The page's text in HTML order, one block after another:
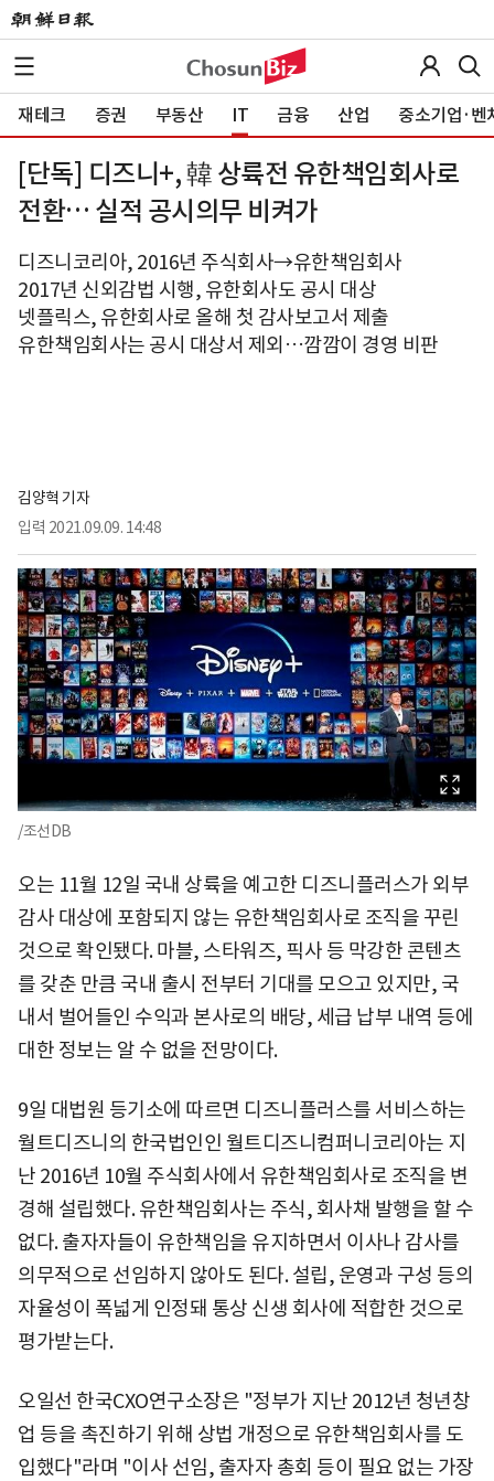
재테크 증권 부동산 IT 금융 산업 중소기업·벤
[단독] 디즈니+, 韓 상륙전 유한책임회사로
전환… 실적 공시의무 비켜가
디즈니코리아, 2016년 주식회사→유한책임회사
2017년 신외감법 시행, 유한회사도 공시 대상
넷플릭스, 유한회사로 올해 첫 감사보고서 제출
유한책임회사는 공시 대상서 제외…깜깜이 경영 비판
김양혁 기자
입력 2021.09.09. 14:48
/조선DB
오는 11월 12일 국내 상륙을 예고한 디즈니플러스가 외부
감사 대상에 포함되지 않는 유한책임회사로 조직을 꾸린
것으로 확인됐다. 마블, 스타워즈, 픽사 등 막강한 콘텐츠
를 갖춘 만큼 국내 출시 전부터 기대를 모으고 있지만, 국
내서 벌어들인 수익과 본사로의 배당, 세급 납부 내역 등에
대한 정보는 알 수 없을 전망이다.
9일 대법원 등기소에 따르면 디즈니플러스를 서비스하는
월트디즈니의 한국법인인 월트디즈니컴퍼니코리아는 지
난 2016년 10월 주식회사에서 유한책임회사로 조직을 변
경해 설립했다. 유한책임회사는 주식, 회사채 발행을 할 수
없다. 출자자들이 유한책임을 유지하면서 이사나 감사를
의무적으로 선임하지 않아도 된다. 설립, 운영과 구성 등의
자율성이 폭넓게 인정돼 통상 신생 회사에 적합한 것으로
평가받는다.
오일선 한국CXO연구소장은 "정부가 지난 2012년 청년창
업 등을 촉진하기 위해 상법 개정으로 유한책임회사를 도
입했다"라며 "이사 선임, 출자자 총회 등이 필요 없는 가장